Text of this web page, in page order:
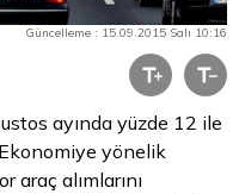
Güncelleme : 15.09.2015 Salı 10:16
ayında yüzde 12 ile
Ekonomiye yönelik
araç alımlarını